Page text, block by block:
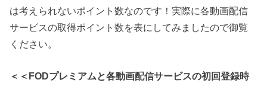
は考えられないポイント数なのです！実際に各動画配信
サービスの取得ポイント数を表にしてみましたので御覧
ください。
＜＜FODプレミアムと各動画配信サービスの初回登録時